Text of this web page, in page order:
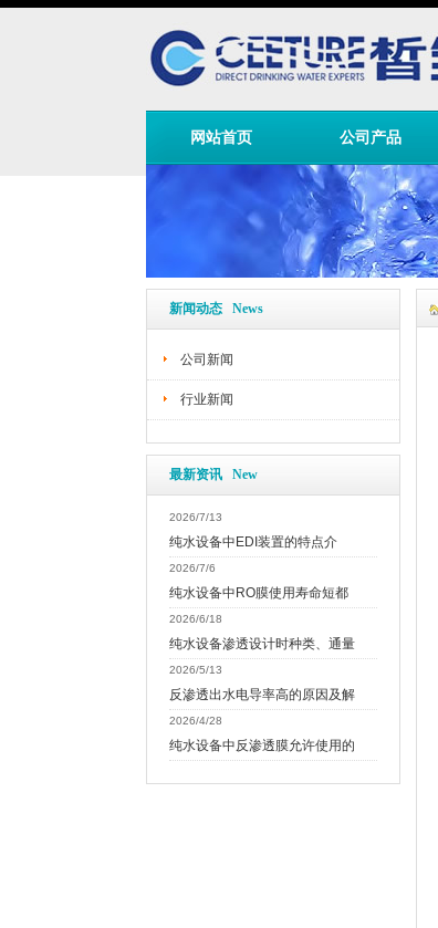
网站首页 公司产品
新闻动态 News
公司新闻
行业新闻
最新资讯 New
2026/7/13
纯水设备中EDI装置的特点介
2026/7/6
纯水设备中RO膜使用寿命短都
2026/6/18
纯水设备渗透设计时种类、通量
2026/5/13
反渗透出水电导率高的原因及解
2026/4/28
纯水设备中反渗透膜允许使用的